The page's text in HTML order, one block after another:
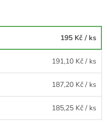
195 Kč / ks
191,10 Kč / ks
187,20 Kč / ks
185,25 Kč / ks